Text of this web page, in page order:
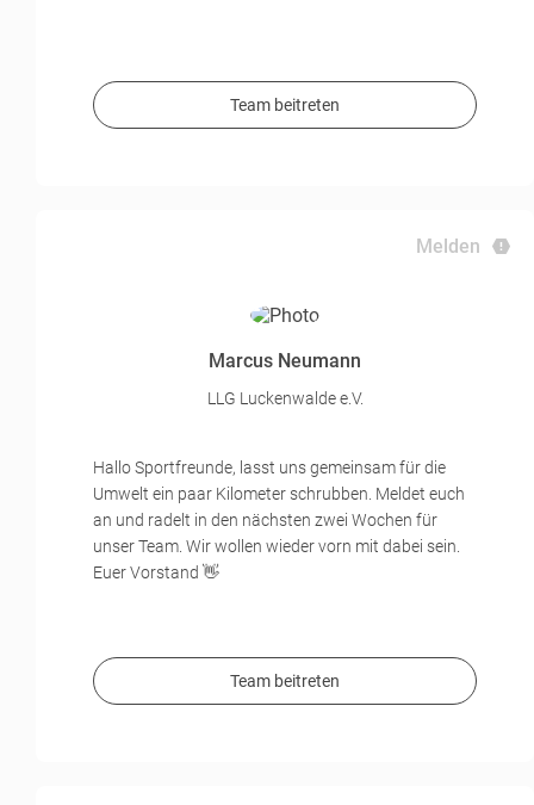
Team beitreten
Melden
Marcus Neumann
LLG Luckenwalde e.V.
Hallo Sportfreunde, lasst uns gemeinsam für die
Umwelt ein paar Kilometer schrubben. Meldet euch
an und radelt in den nächsten zwei Wochen für
unser Team. Wir wollen wieder vorn mit dabei sein.
Euer Vorstand 👋
Team beitreten